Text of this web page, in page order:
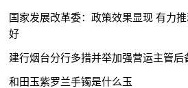
国家发展改革委：政策效果显现 有力
好
建行烟台分行多措并举加强营运主管后
和田玉紫罗兰手镯是什么玉